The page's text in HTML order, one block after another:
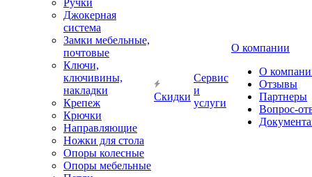
Ручки
Джокерная
система
Замки мебельные,
почтовые
Ключи,
ключивины,
накладки
Крепеж
Крючки
Направляющие
Ножки для стола
Опоры колесные
Опоры мебельные
Скидки
Сервис
и
услуги
О компании
О
Отзывы
Партнеры
Вопрос-